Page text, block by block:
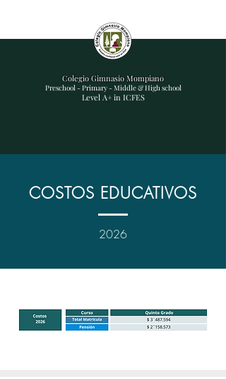
Colegio Gimnasio Mompiano
Preschool - Primary - Middle & High school
Level A+ in ICFES
COSTOS EDUCATIVOS
2026